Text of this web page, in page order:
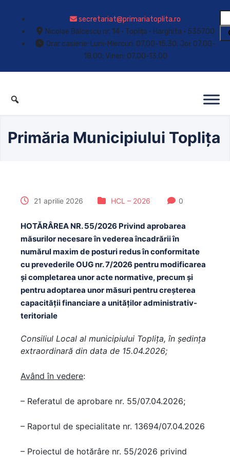
secretariat@primariatoplita.ro
Nicolae Bălcescu nr. 14 • Toplița • Harghita • 535700
Orar casierie: Luni-Miercuri: 07.00-15.30; Joi: 07.00-
18.00; Vineri: 07.00-13.00
Primăria Municipiului Toplița
21 aprilie 2026 HCL – 2026 0
HOTǍRÂREA NR. 55/2026 Privind aprobarea
măsurilor necesare în vederea încadrării în
numărul maxim de posturi redus în conformitate
cu prevederile OUG nr. 7/2026 pentru modificarea
şi completarea unor acte normative, precum şi
pentru adoptarea unor măsuri pentru creşterea
capacităţii financiare a unităţilor administrativ-
teritoriale
Consiliul Local al municipiului Topliţa, în şedinţa
extraordinară din data de 15.04.2026;
Având în vedere:
– Referatul de aprobare nr. 55/07.04.2026;
– Raportul de specialitate nr. 13694/07.04.2026
– Proiectul de hotărâre nr. 55/2026 privind